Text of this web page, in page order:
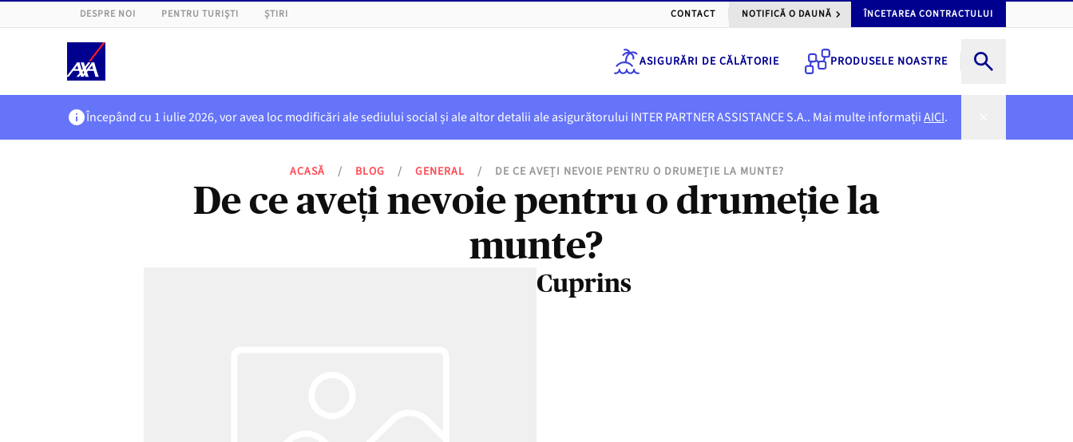
DESPRE NOI PENTRU TURIȘTI ȘTIRI CONTACT NOTIFICĂ O DAUNĂ ÎNCETAREA CONTRACTULUI
ASIGURĂRI DE CĂLĂTORIE PRODUSELE NOASTRE
Începând cu 1 iulie 2026, vor avea loc modificări ale sediului social și ale altor detalii ale asigurătorului INTER PARTNER ASSISTANCE S.A.. Mai multe informațiiAICI.
ACASĂ / BLOG / GENERAL / DE CE AVEȚI NEVOIE PENTRU O DRUMEȚIE LA MUNTE?
De ce aveți nevoie pentru o drumeție la
munte?
Cuprins